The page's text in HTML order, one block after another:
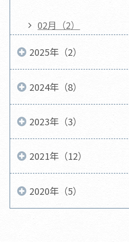
02月（2）
2025年（2）
2024年（8）
2023年（3）
2021年（12）
2020年（5）